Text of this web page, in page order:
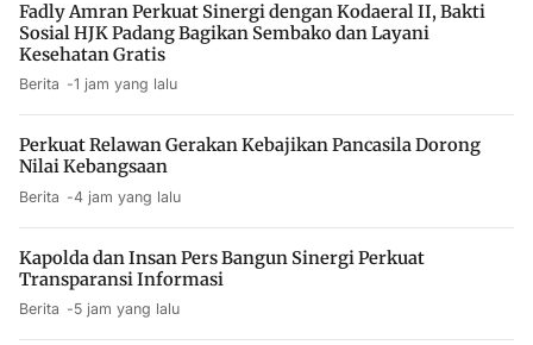
Fadly Amran Perkuat Sinergi dengan Kodaeral II, Bakti
Sosial HJK Padang Bagikan Sembako dan Layani
Kesehatan Gratis
Berita 1 jam yang lalu
Perkuat Relawan Gerakan Kebajikan Pancasila Dorong
Nilai Kebangsaan
Berita 4 jam yang lalu
Kapolda dan Insan Pers Bangun Sinergi Perkuat
Transparansi Informasi
Berita 5 jam yang lalu